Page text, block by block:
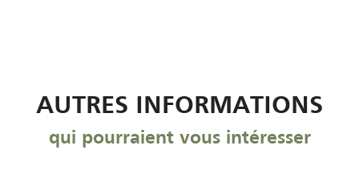
AUTRES INFORMATIONS
qui pourraient vous intéresser